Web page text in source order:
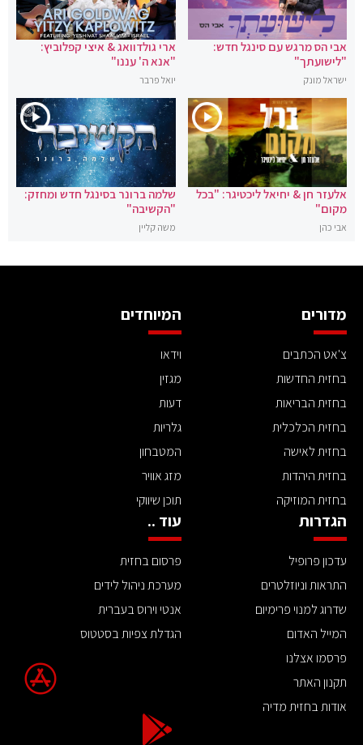
אבי הס מרגש עם סינגל חדש:
"לישועתך"
ישראל מונק
ארי גולדוואג & איצי קפלוביץ:
"אנא ה' עננו"
יואל פרבר
אלעזר חן & יחיאל ליכטיגר: "בכל
מקום"
אבי כהן
שלמה ברונר בסינגל חדש ומחזק:
"הקשיבה"
משה קליין
מדורים
צ'אט הכתבים
בחזית החדשות
בחזית הבריאות
בחזית הכלכלית
בחזית לאישה
בחזית היהדות
בחזית המוזיקה
המיוחדים
וידאו
מגזין
דעות
גלריות
המטבחון
מזג אוויר
תוכן שיווקי
הגדרות
עדכון פרופיל
התראות וניוזלטרים
שדרוג למנוי פרימיום
המייל האדום
פרסמו אצלנו
תקנון האתר
אודות בחזית מדיה
עוד ..
פרסום בחזית
מערכת ניהול לידים
אנטי וירוס בעברית
הגדלת צפיות בסטטוס